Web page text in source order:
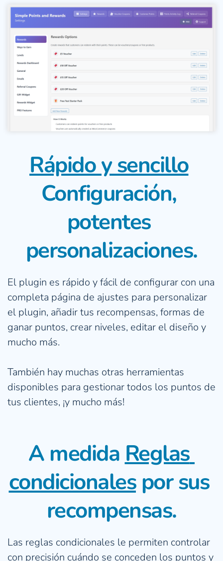
Rápido y sencillo
Configuración,
potentes
personalizaciones.
El plugin es rápido y fácil de configurar con una
completa página de ajustes para personalizar
el plugin, añadir tus recompensas, formas de
ganar puntos, crear niveles, editar el diseño y
mucho más.
También hay muchas otras herramientas
disponibles para gestionar todos los puntos de
tus clientes, ¡y mucho más!
A medida Reglas
condicionales por sus
recompensas.
Las reglas condicionales le permiten controlar
con precisión cuándo se conceden los puntos y